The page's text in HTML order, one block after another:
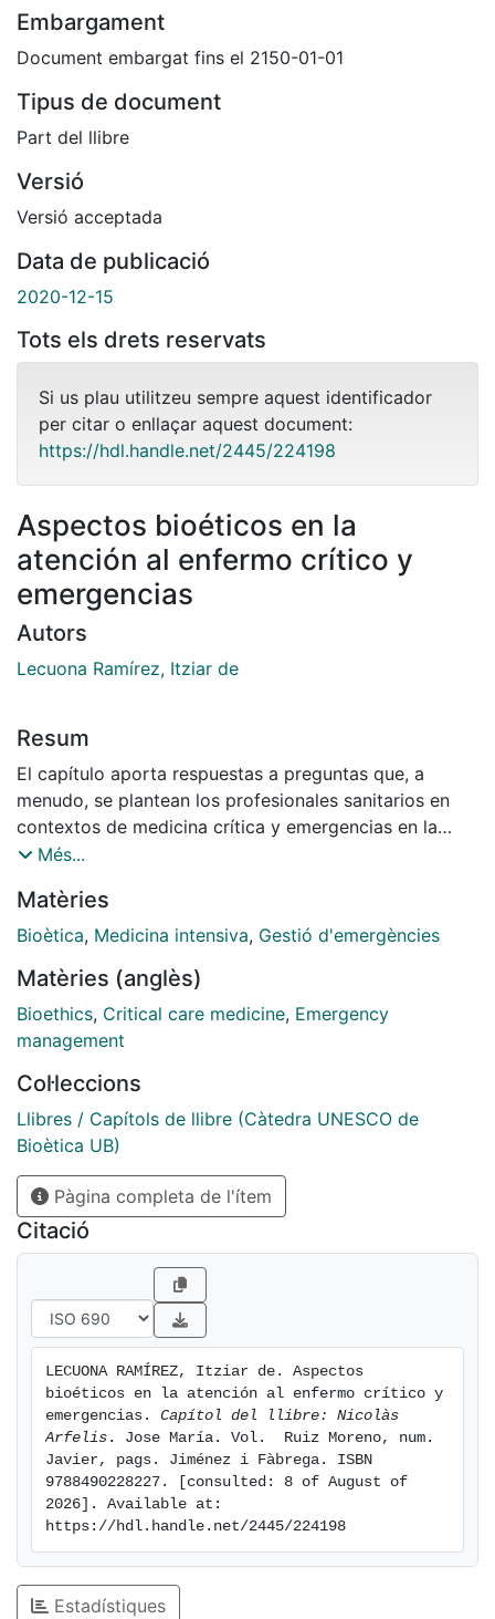
Embargament
Document embargat fins el 2150-01-01
Tipus de document
Part del llibre
Versió
Versió acceptada
Data de publicació
2020-12-15
Tots els drets reservats
Si us plau utilitzeu sempre aquest identificador
per citar o enllaçar aquest document:
https://hdl.handle.net/2445/224198
Aspectos bioéticos en la
atención al enfermo crítico y
emergencias
Autors
Lecuona Ramírez, Itziar de
Resum
El capítulo aporta respuestas a preguntas que, a
menudo, se plantean los profesionales sanitarios en
contextos de medicina crítica y emergencias en la
toma de decisiones desde la perspectiva ética. Se
éticas, jurídicas y deontológicas para que sirvan como
herramientas que permitan ayudar a resolver
práctica asistencial.
Més...
Matèries
Bioètica, Medicina intensiva, Gestió d'emergències
Matèries (anglès)
Bioethics, Critical care medicine, Emergency
management
Col·leccions
Llibres / Capítols de llibre (Càtedra UNESCO de
Bioètica UB)
Pàgina completa de l'ítem
Citació
LECUONA RAMÍREZ, Itziar de. Aspectos
bioéticos en la atención al enfermo crítico y
emergencias. Capítol del llibre: Nicolàs
Arfelis . Jose María. Vol.  Ruiz Moreno, num.
Javier, pags. Jiménez i Fàbrega. ISBN
9788490228227. [consulted: 8 of August of
2026]. Available at:
https://hdl.handle.net/2445/224198
Estadístiques